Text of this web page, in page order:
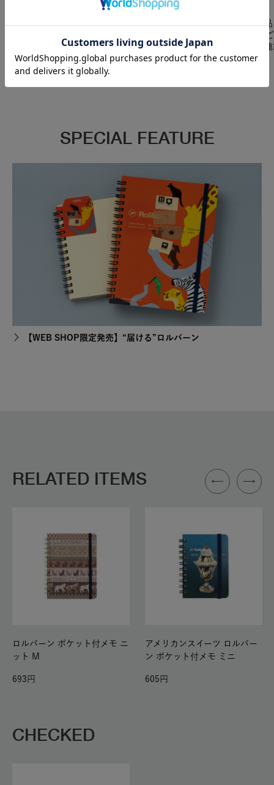
支払い方法
クレジット決済のほか、
Pay、キャリア決済などが利用可
能です。
初期不良による商品の返
は、到着より10日以内に
ください。それ以降のご
応できかねます。
SPECIAL FEATURE
【WEB SHOP限定発売】“届ける”ロルバーン
RELATED ITEMS
ロルバーン ポケット付メモ ニ
ット M
693
アメリカンスイーツ ロルバー
ン ポケット付メモ ミニ
605
CHECKED